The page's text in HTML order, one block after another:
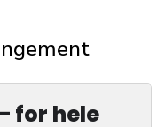
for hele